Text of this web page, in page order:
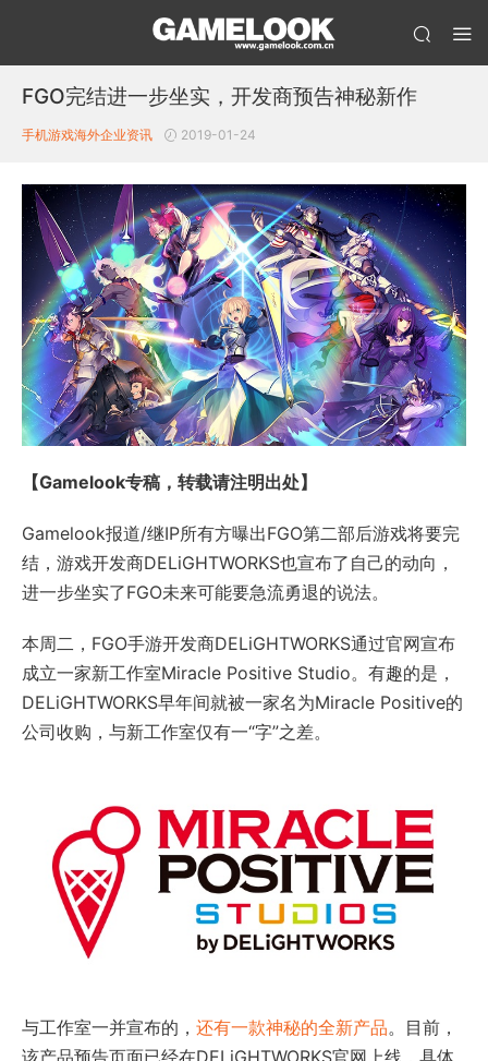
FGO完结进一步坐实，开发商预告神秘新作
手机游戏海外企业资讯 2019-01-24
【Gamelook专稿，转载请注明出处】
Gamelook报道/继IP所有方曝出FGO第二部后游戏将要完
结，游戏开发商DELiGHTWORKS也宣布了自己的动向，
进一步坐实了FGO未来可能要急流勇退的说法。
本周二，FGO手游开发商DELiGHTWORKS通过官网宣布
成立一家新工作室Miracle Positive Studio。有趣的是，
DELiGHTWORKS早年间就被一家名为Miracle Positive的
公司收购，与新工作室仅有一“字”之差。
与工作室一并宣布的， 还有一款神秘的全新产品。目前，